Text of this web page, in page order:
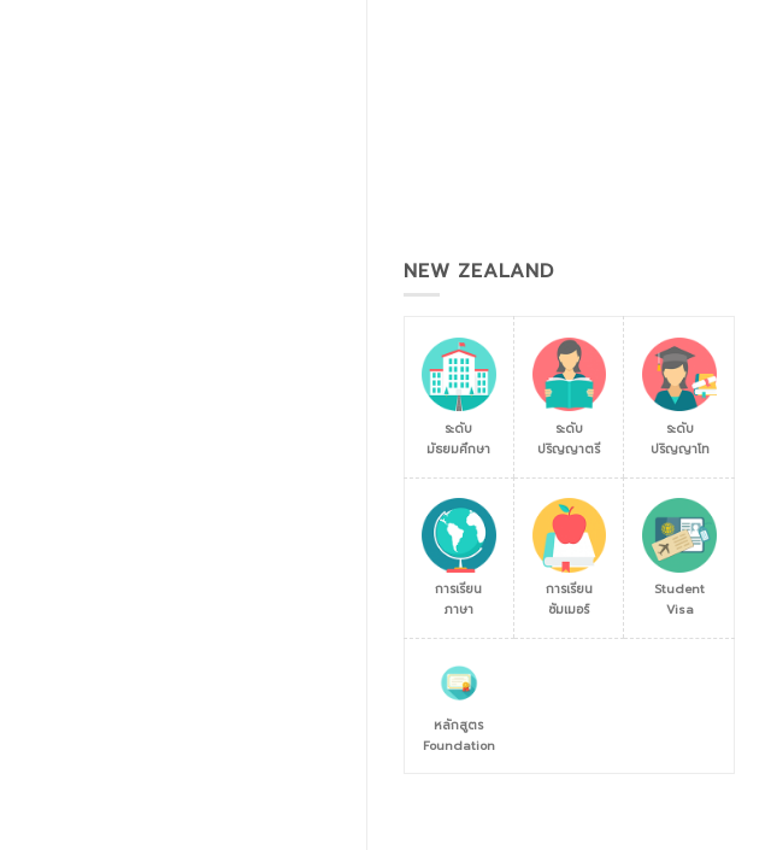
NEW ZEALAND
ระดับ
มัธยมศึกษา
ระดับ
ปริญญาตรี
ระดับ
ปริญญาโท
การเรียน
ภาษา
การเรียน
ซัมเมอร์
Student
Visa
หลักสูตร
Foundation